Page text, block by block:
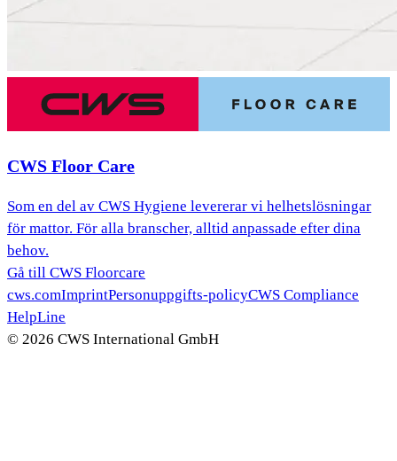
CWS Floor Care
Som en del av CWS Hygiene levererar vi helhetslösningar
för mattor. För alla branscher, alltid anpassade efter dina
behov.
Gå till CWS Floorcare
cws.comImprintPersonuppgifts-policyCWS Compliance
HelpLine
© 2026 CWS International GmbH